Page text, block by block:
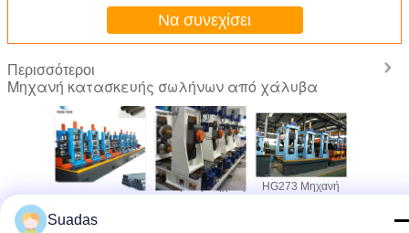
Να συνεχίσει
Περισσότεροι
Μηχανή κατασκευής σωλήνων από χάλυβα
5mm
HRC CRC
σωλήνες από
ανθρακικό χάλυβα
Αυτόματη Μηχανή
HG273 Μηχανή
Suadas